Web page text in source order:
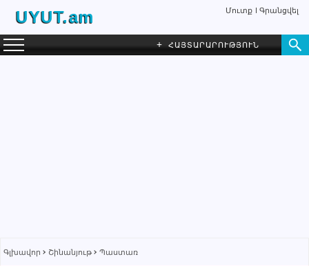
UYUT.am Մուտք Գրանցվել
+ ՀԱՅՏԱՐԱՐՈՒԹՅՈՒՆ
Գլխավոր Շինանյութ Պաստառ